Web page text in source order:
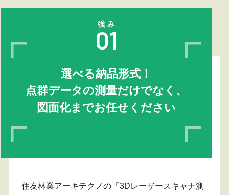
強み
01
選べる納品形式！
点群データの測量だけでなく、
図面化までお任せください
住友林業アーキテクノの「3Dレーザースキャナ測